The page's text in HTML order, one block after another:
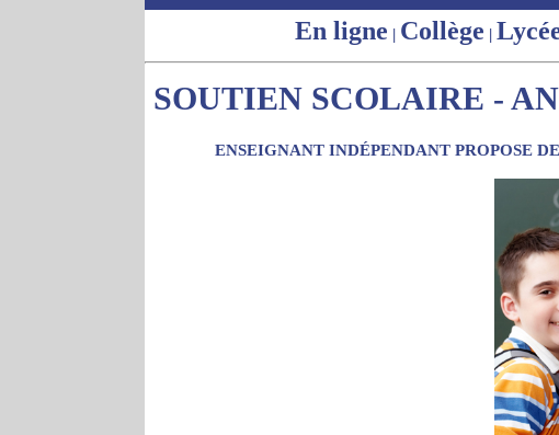
En ligne | Collège |
SOUTIEN SCOLAIRE -
ENSEIGNANT INDÉPENDANT PROPOSE